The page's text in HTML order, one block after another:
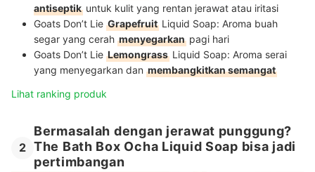
antiseptik untuk kulit yang rentan jerawat atau iritasi
Goats Don’t Lie Grapefruit Liquid Soap: Aroma buah
segar yang cerah menyegarkan pagi hari
Goats Don’t Lie Lemongrass Liquid Soap: Aroma serai
yang menyegarkan dan membangkitkan semangat
Lihat ranking produk
2
Bermasalah dengan jerawat punggung?
The Bath Box Ocha Liquid Soap bisa jadi
pertimbangan